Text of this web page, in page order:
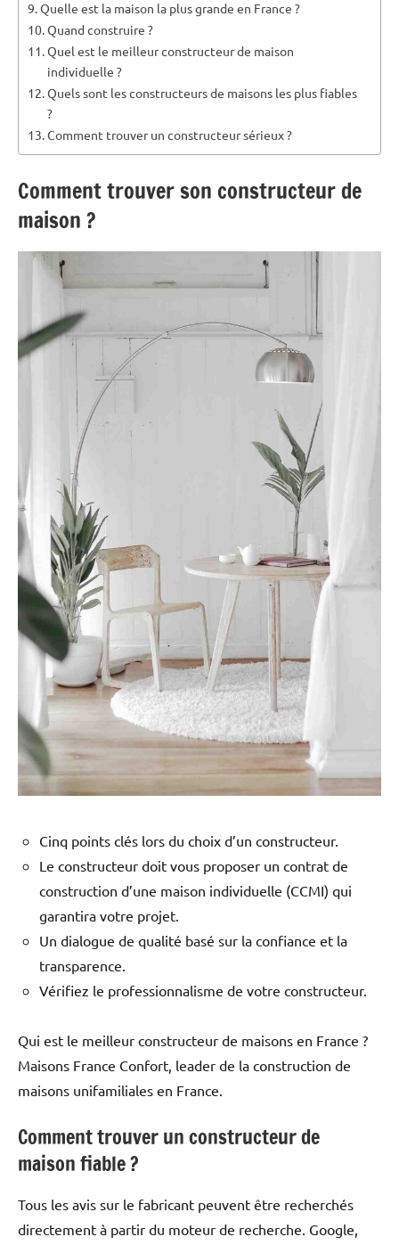
Quelle est la maison la plus grande en France ?
Quand construire ?
Quel est le meilleur constructeur de maison
individuelle ?
Quels sont les constructeurs de maisons les plus fiables
?
Comment trouver un constructeur sérieux ?
Comment trouver son constructeur de
maison ?
Cinq points clés lors du choix d’un constructeur.
Le constructeur doit vous proposer un contrat de
construction d’une maison individuelle (CCMI) qui
garantira votre projet.
Un dialogue de qualité basé sur la confiance et la
transparence.
Vérifiez le professionnalisme de votre constructeur.
Qui est le meilleur constructeur de maisons en France ?
Maisons France Confort, leader de la construction de
maisons unifamiliales en France.
Comment trouver un constructeur de
maison fiable ?
Tous les avis sur le fabricant peuvent être recherchés
directement à partir du moteur de recherche. Google,